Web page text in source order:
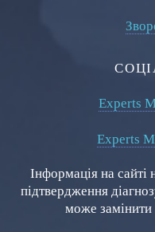
Experts
Experts
Інформація на
підтвердження
може замінити